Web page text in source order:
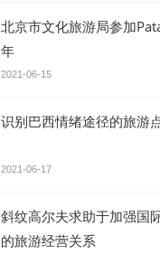
北京市文化旅游局参加
年
2021-06-15
识别巴西情绪途径的旅游
2021-06-17
斜纹高尔夫求助于加强国
的旅游经营关系